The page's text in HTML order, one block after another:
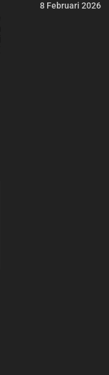
8 Februari 2026